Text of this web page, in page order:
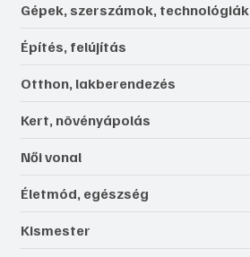
Gépek, szerszámok, technológiák
Építés, felújítás
Otthon, lakberendezés
Kert, növényápolás
Női vonal
Életmód, egészség
Kismester